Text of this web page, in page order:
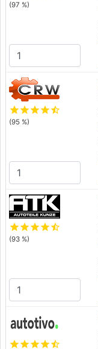
(97 %)
starstarstarstarstar_half
(95 %)
starstarstarstarstar_half
(93 %)
starstarstarstarstar_half